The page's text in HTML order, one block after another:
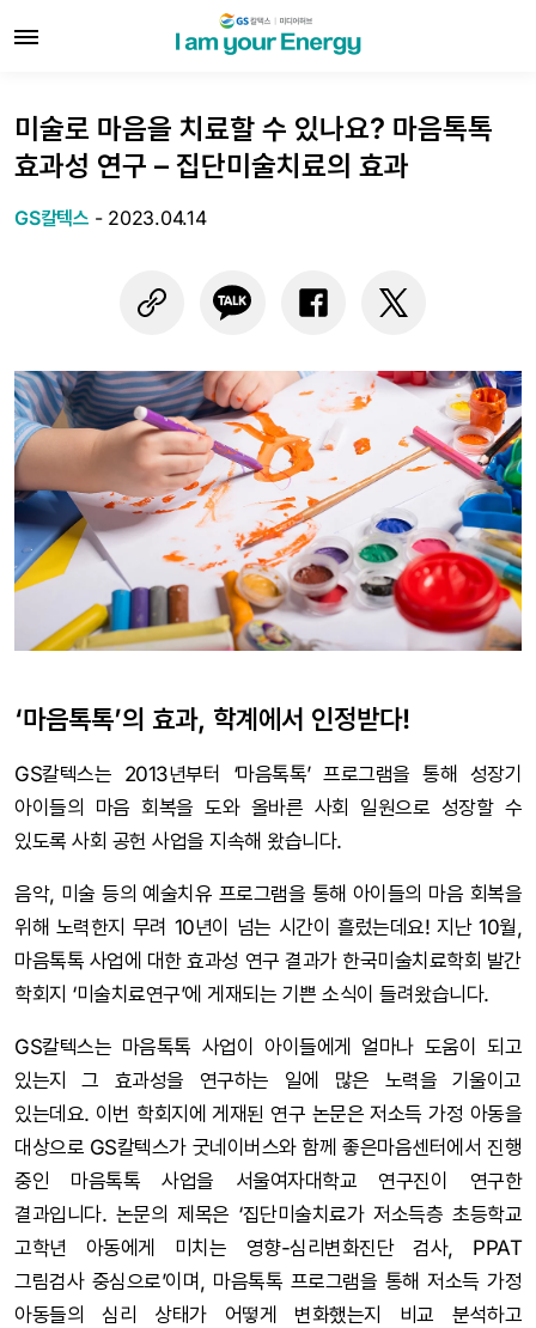
미술로 마음을 치료할 수 있나요? 마음톡톡
효과성 연구 – 집단미술치료의 효과
GS칼텍스 - 2023.04.14
‘마음톡톡’의 효과, 학계에서 인정받다!
GS칼텍스는 2013년부터 ‘마음톡톡’ 프로그램을 통해 성장기
아이들의 마음 회복을 도와 올바른 사회 일원으로 성장할 수
있도록 사회 공헌 사업을 지속해 왔습니다.
음악, 미술 등의 예술치유 프로그램을 통해 아이들의 마음 회복을
위해 노력한지 무려 10년이 넘는 시간이 흘렀는데요! 지난 10월,
마음톡톡 사업에 대한 효과성 연구 결과가 한국미술치료학회 발간
학회지 ‘미술치료연구’에 게재되는 기쁜 소식이 들려왔습니다.
GS칼텍스는 마음톡톡 사업이 아이들에게 얼마나 도움이 되고
있는지 그 효과성을 연구하는 일에 많은 노력을 기울이고
있는데요. 이번 학회지에 게재된 연구 논문은 저소득 가정 아동을
대상으로 GS칼텍스가 굿네이버스와 함께 좋은마음센터에서 진행
중인 마음톡톡 사업을 서울여자대학교 연구진이 연구한
결과입니다. 논문의 제목은 ‘집단미술치료가 저소득층 초등학교
고학년 아동에게 미치는 영향-심리변화진단 검사, PPAT
그림검사 중심으로’이며, 마음톡톡 프로그램을 통해 저소득 가정
아동들의 심리 상태가 어떻게 변화했는지 비교 분석하고